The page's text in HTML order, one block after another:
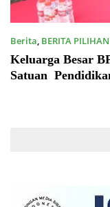
Berita, BERITA
Keluarga Besar
Satuan